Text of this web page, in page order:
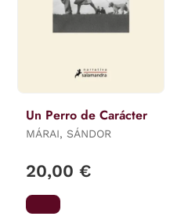
Un Perro de Carácter
MÁRAI, SÁNDOR
20,00 €